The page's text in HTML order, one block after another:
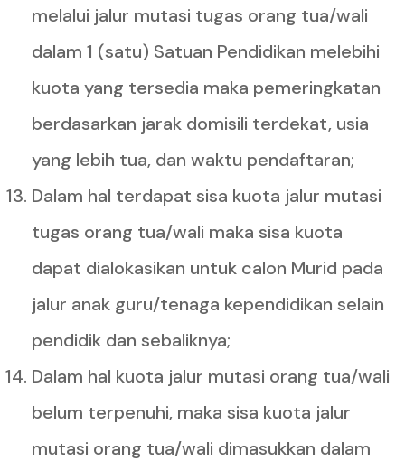
melalui jalur mutasi tugas orang tua/wali
dalam 1 (satu) Satuan Pendidikan melebihi
kuota yang tersedia maka pemeringkatan
berdasarkan jarak domisili terdekat, usia
yang lebih tua, dan waktu pendaftaran;
Dalam hal terdapat sisa kuota jalur mutasi
tugas orang tua/wali maka sisa kuota
dapat dialokasikan untuk calon Murid pada
jalur anak guru/tenaga kependidikan selain
pendidik dan sebaliknya;
Dalam hal kuota jalur mutasi orang tua/wali
belum terpenuhi, maka sisa kuota jalur
mutasi orang tua/wali dimasukkan dalam